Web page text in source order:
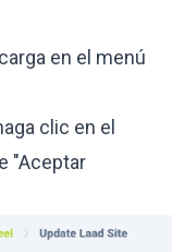
en el menú
clic en el
"Aceptar